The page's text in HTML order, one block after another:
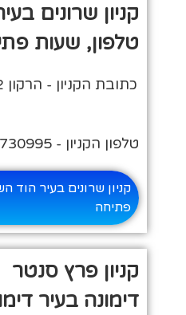
קניון שרונים
טלפון, שעות
טלפון הקניון - 09-7730995
קניון שרונים בעיר הוד
פתיחה
קניון פרץ סנטר
דימונה בעיר